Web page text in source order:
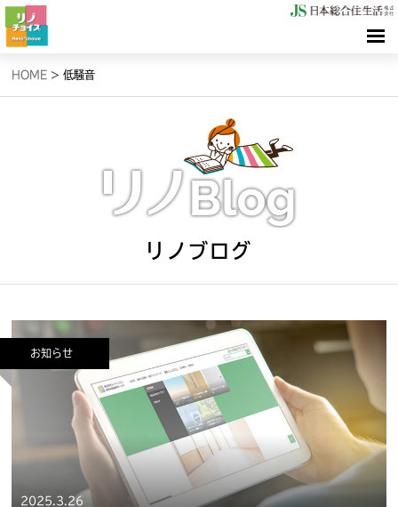
HOME
情報（リノブログ）
HOME >低騒音
リノブログ
2025.3.26
お知らせ